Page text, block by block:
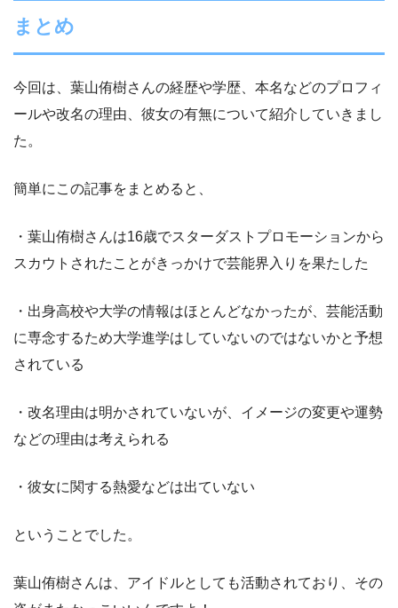
まとめ
今回は、葉山侑樹さんの経歴や学歴、本名などのプロフィ
ールや改名の理由、彼女の有無について紹介していきまし
た。
簡単にこの記事をまとめると、
・葉山侑樹さんは16歳でスターダストプロモーションから
スカウトされたことがきっかけで芸能界入りを果たした
・出身高校や大学の情報はほとんどなかったが、芸能活動
に専念するため大学進学はしていないのではないかと予想
されている
・改名理由は明かされていないが、イメージの変更や運勢
などの理由は考えられる
・彼女に関する熱愛などは出ていない
ということでした。
葉山侑樹さんは、アイドルとしても活動されており、その